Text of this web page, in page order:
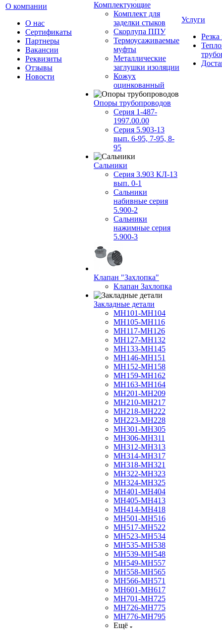
О компании
О нас
Сертификаты
Партнеры
Вакансии
Реквизиты
Отзывы
Новости
Комплектующие
Комплект для
заделки стыков
Скорлупа ППУ
Термоусаживаемые
муфты
Металлические
заглушки изоляции
Кожух
оцинкованный
Опоры трубопроводов
Серия 1-487-
1997.00.00
Серия 5.903-13
вып. 6-95, 7-95, 8-
95
Сальники
Серия 3.903 КЛ-13
вып. 0-1
Сальники
набивные серия
5.900-2
Сальники
нажимные серия
5.900-3
Клапан "Захлопка"
Клапан Захлопка
Закладные детали
МН101-МН104
МН105-МН116
МН117-МН126
МН127-МН132
МН133-МН145
МН146-МН151
МН152-МН158
МН159-МН162
МН163-МН164
МН201-МН209
МН210-МН217
МН218-МН222
МН223-МН228
МН301-МН305
МН306-МН311
МН312-МН313
МН314-МН317
МН318-МН321
МН322-МН323
МН324-МН325
МН401-МН404
МН405-МН413
МН414-МН418
МН501-МН516
МН517-МН522
МН523-МН534
МН535-МН538
МН539-МН548
МН549-МН557
МН558-МН565
МН566-МН571
МН601-МН617
МН701-МН725
МН726-МН775
МН776-МН795
Ещё
Услуги
Резка